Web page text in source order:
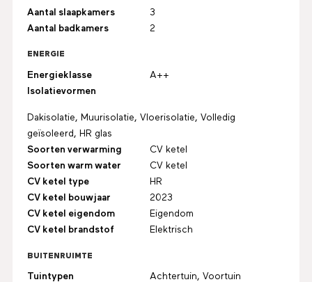
Aantal slaapkamers
3
Aantal badkamers
2
ENERGIE
Energieklasse
A++
Isolatievormen
Dakisolatie, Muurisolatie, Vloerisolatie, Volledig
geïsoleerd, HR glas
Soorten verwarming
CV ketel
Soorten warm water
CV ketel
CV ketel type
HR
CV ketel bouwjaar
2023
CV ketel eigendom
Eigendom
CV ketel brandstof
Elektrisch
BUITENRUIMTE
Tuintypen
Achtertuin, Voortuin